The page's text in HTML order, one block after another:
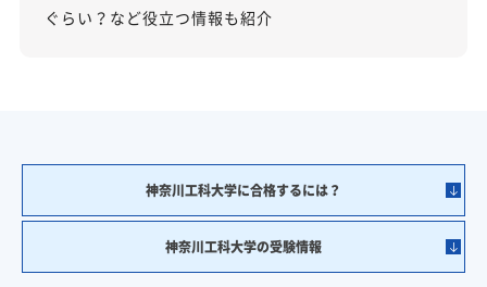
ぐらい？など役立つ情報も紹介
神奈川工科大学に合格するには？
神奈川工科大学の受験情報